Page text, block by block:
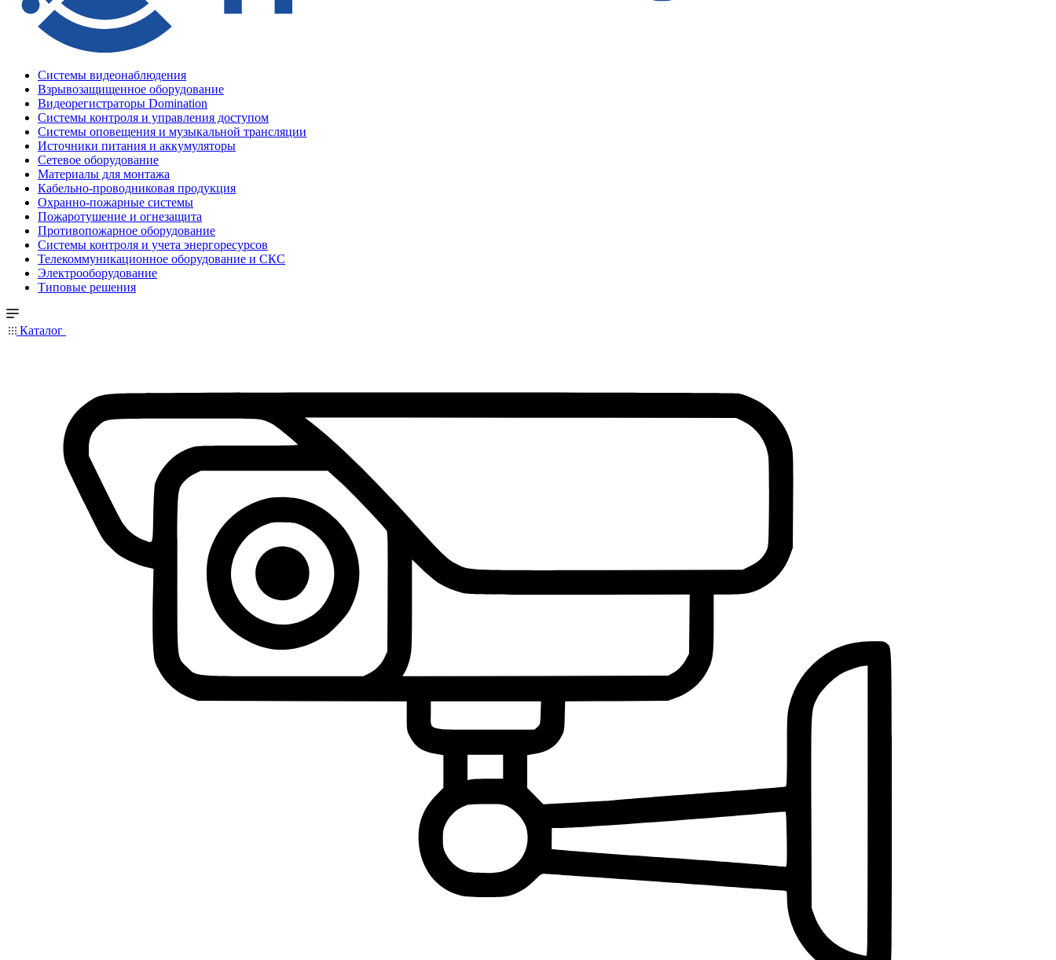
Системы видеонаблюдения
Взрывозащищенное оборудование
Видеорегистраторы Domination
Системы контроля и управления доступом
Системы оповещения и музыкальной трансляции
Источники питания и аккумуляторы
Сетевое оборудование
Материалы для монтажа
Кабельно-проводниковая продукция
Охранно-пожарные системы
Пожаротушение и огнезащита
Противопожарное оборудование
Системы контроля и учета энергоресурсов
Телекоммуникационное оборудование и СКС
Электрооборудование
Типовые решения
Каталог